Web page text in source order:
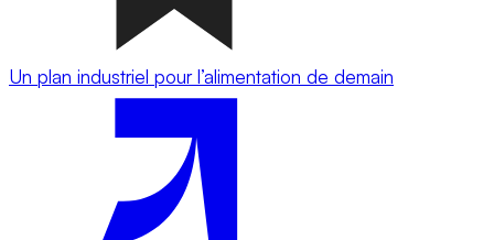
Un plan industriel pour l’alimentation de demain